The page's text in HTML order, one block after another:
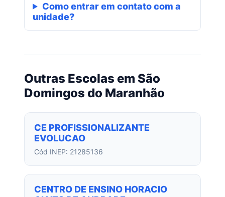
Como entrar em contato com a
unidade?
Outras Escolas em São
Domingos do Maranhão
CE PROFISSIONALIZANTE
EVOLUCAO
Cód INEP: 21285136
CENTRO DE ENSINO HORACIO